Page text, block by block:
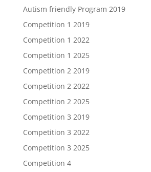
Autism friendly Program 2019
Competition 1 2019
Competition 1 2022
Competition 1 2025
Competition 2 2019
Competition 2 2022
Competition 2 2025
Competition 3 2019
Competition 3 2022
Competition 3 2025
Competition 4